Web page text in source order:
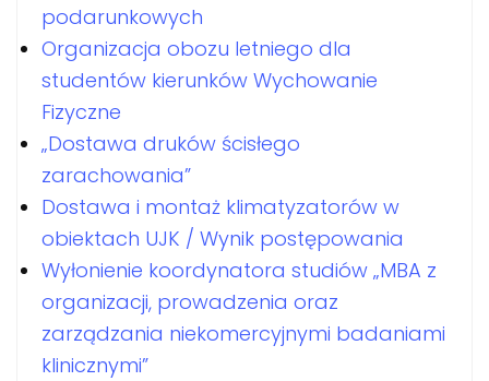
podarunkowych
Organizacja obozu letniego dla
studentów kierunków Wychowanie
Fizyczne
„Dostawa druków ścisłego
zarachowania”
Dostawa i montaż klimatyzatorów w
obiektach UJK / Wynik postępowania
Wyłonienie koordynatora studiów „MBA z
organizacji, prowadzenia oraz
zarządzania niekomercyjnymi badaniami
klinicznymi”